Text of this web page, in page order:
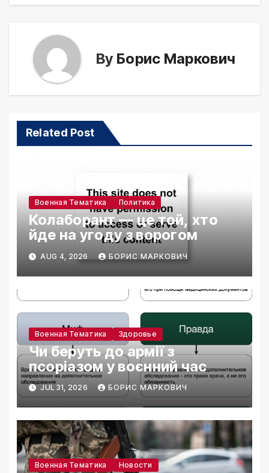
By Борис Маркович
Related Post
Военная Тематика Политика
Колаборант — це той, хто
йде на угоду з ворогом
AUG 4, 2026 БОРИС МАРКОВИЧ
Военная Тематика Здоровье
Чи беруть до армії з
псоріазом у воєнний час
JUL 31, 2026 БОРИС МАРКОВИЧ
Военная Тематика Новости